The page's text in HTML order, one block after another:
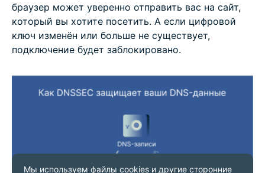
браузер может уверенно отправить вас на сайт,
который вы хотите посетить. А если цифровой
ключ изменён или больше не существует,
подключение будет заблокировано.